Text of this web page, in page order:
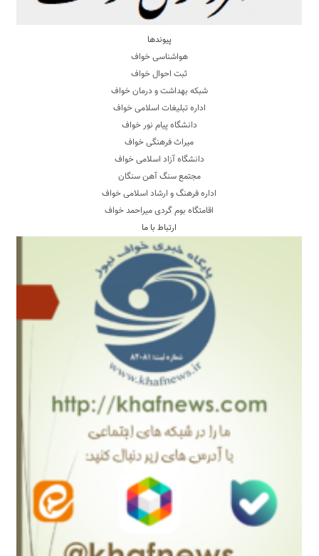
پیوندها
هواشناسی خواف
ثبت احوال خواف
شبکه بهداشت و درمان خواف
اداره تبلیغات اسلامی خواف
دانشگاه پیام نور خواف
میراث فرهنگی خواف
دانشگاه آزاد اسلامی خواف
مجتمع سنگ آهن سنگان
اداره فرهنگ و ارشاد اسلامی خواف
اقامتگاه بوم گردی میراحمد خواف
ارتباط با ما